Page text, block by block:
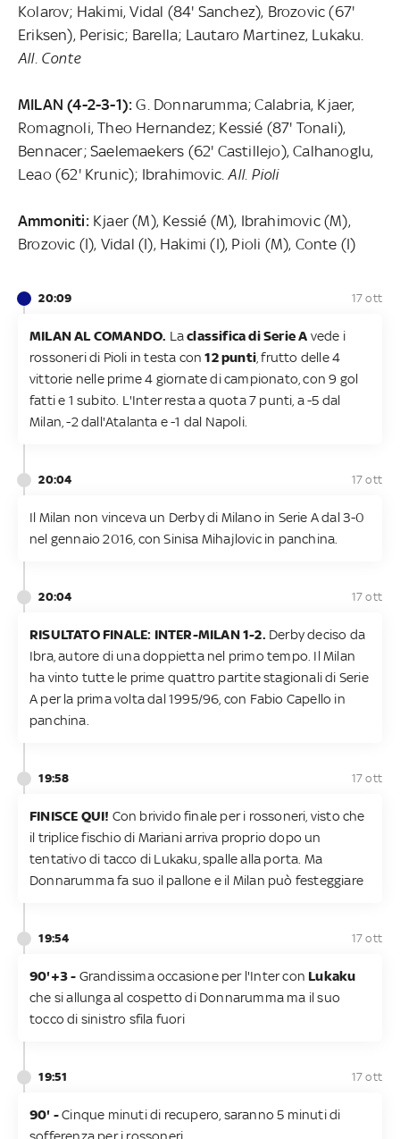
Kolarov; Hakimi, Vidal (84' Sanchez), Brozovic (67'
Eriksen), Perisic; Barella; Lautaro Martinez, Lukaku.
All. Conte
MILAN (4-2-3-1): G. Donnarumma; Calabria, Kjaer,
Romagnoli, Theo Hernandez; Kessié (87' Tonali),
Bennacer; Saelemaekers (62' Castillejo), Calhanoglu,
Leao (62' Krunic); Ibrahimovic.All. Pioli
Ammoniti:Kjaer (M), Kessié (M), Ibrahimovic (M),
Brozovic (I), Vidal (I), Hakimi (I), Pioli (M), Conte (I)
20:09 17 ott
MILAN AL COMANDO. Laclassifica di Serie A vede i
rossoneri di Pioli in testa con12 punti , frutto delle 4
vittorie nelle prime 4 giornate di campionato, con 9 gol
fatti e 1 subito. L'Inter resta a quota 7 punti, a -5 dal
Milan, -2 dall'Atalanta e -1 dal Napoli.
20:04 17 ott
Il Milan non vinceva un Derby di Milano in Serie A dal 3-0
nel gennaio 2016, con Sinisa Mihajlovic in panchina.
20:04 17 ott
RISULTATO FINALE: INTER-MILAN 1-2. Derby deciso da
Ibra, autore di una doppietta nel primo tempo. Il Milan
ha vinto tutte le prime quattro partite stagionali di Serie
A per la prima volta dal 1995/96, con Fabio Capello in
panchina.
19:58 17 ott
FINISCE QUI! Con brivido finale per i rossoneri, visto che
il triplice fischio di Mariani arriva proprio dopo un
tentativo di tacco di Lukaku, spalle alla porta. Ma
Donnarumma fa suo il pallone e il Milan può festeggiare
19:54 17 ott
90'+3 - Grandissima occasione per l'Inter con Lukaku
che si allunga al cospetto di Donnarumma ma il suo
tocco di sinistro sfila fuori
19:51 17 ott
90' -Cinque minuti di recupero, saranno 5 minuti di
sofferenza per i rossoneri